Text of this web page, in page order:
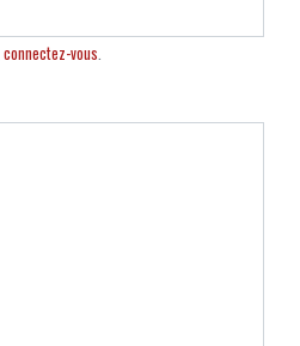
connectez-vous.